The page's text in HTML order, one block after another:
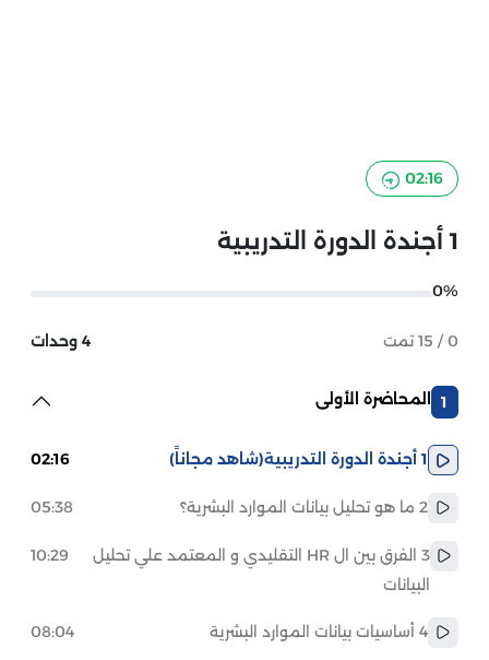
02:16
1 أجندة الدورة التدريبية
0%
0 / 15 تمت 4 وحدات
1 المحاضرة الأولى
1 أجندة الدورة التدريبية (شاهد مجاناً) 02:16
2 ما هو تحليل بيانات الموارد البشرية؟ 05:38
3 الفرق بين ال HR التقليدي و المعتمد علي تحليل
البيانات
10:29
4 أساسيات بيانات الموارد البشرية 08:04